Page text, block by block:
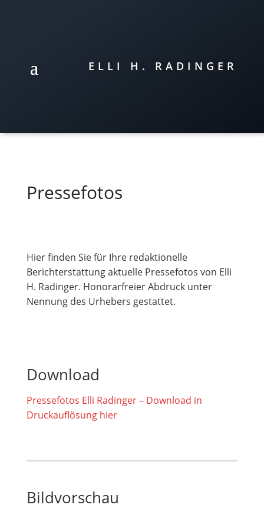
ELLI H. RADINGER
Pressefotos
Hier finden Sie für Ihre redaktionelle
Berichterstattung aktuelle Pressefotos von Elli
H. Radinger. Honorarfreier Abdruck unter
Nennung des Urhebers gestattet.
Download
Pressefotos Elli Radinger – Download in
Druckauflösung hier
Bildvorschau